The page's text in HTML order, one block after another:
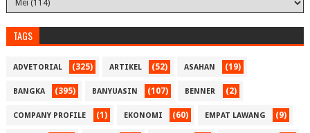
TAGS
ADVETORIAL (325) ARTIKEL (52) ASAHAN (19)
BANGKA (395) BANYUASIN (107) BENNER (2)
COMPANY PROFILE (1) EKONOMI (60) EMPAT LAWANG (9)